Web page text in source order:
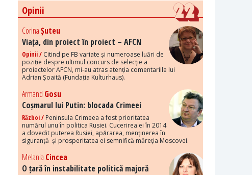
Opinii
CorinaȘuteu
Viața, din proiect în proiect – AFCN
Opinii / Citind pe FB variate și numeroase luări de
poziție despre ultimul concurs de selecție a
proiectelor AFCN, mi-au atras atenția comentariile lui
Adrian Șoaită (Fundația Kulturhaus).
Armand Gosu
Coșmarul lui Putin: blocada Crimeei
Război / Peninsula Crimeea a fost prioritatea
numărul unu în politica Rusiei. Cucerirea ei în 2014
a dovedit puterea Rusiei, apărarea, menținerea în
siguranță și prosperitatea ei semnifică măreția Moscovei.
Melania Cincea
O țară în instabilitate politică majoră